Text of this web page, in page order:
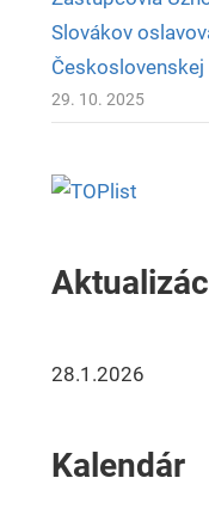
Slovákov
29. 10. 2025
28.1.2026
Kalendár